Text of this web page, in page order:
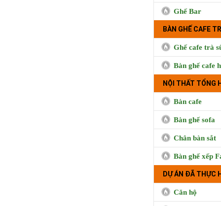
Ghế Bar
BÀN GHẾ CAFE
Ghế cafe trà
Bàn ghế cafe
NỘI THẤT TỔNG
Bàn cafe
Bàn ghế sofa
Chân bàn sắt
Bàn ghế xếp
DỰ ÁN ĐÃ THỰC
Căn hộ
BUI
Cà phê Boong,
Hưng,